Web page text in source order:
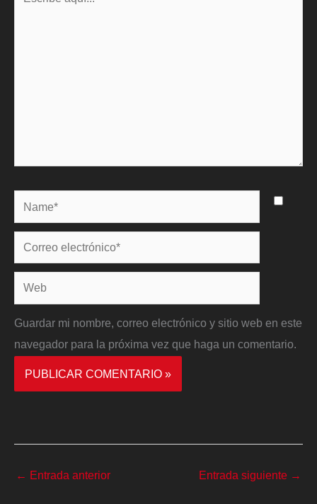
Name*
Correo
electrónico*
Web
Guardar mi nombre, correo electrónico y sitio web en este
navegador para la próxima vez que haga un comentario.
← Entrada anterior Entrada siguiente →